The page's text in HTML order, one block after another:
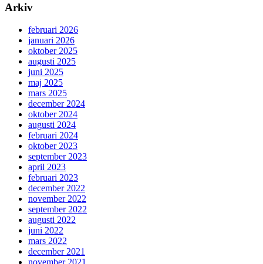
Arkiv
februari 2026
januari 2026
oktober 2025
augusti 2025
juni 2025
maj 2025
mars 2025
december 2024
oktober 2024
augusti 2024
februari 2024
oktober 2023
september 2023
april 2023
februari 2023
december 2022
november 2022
september 2022
augusti 2022
juni 2022
mars 2022
december 2021